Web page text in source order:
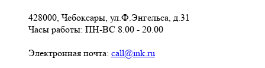
428000, Чебоксары, ул.Ф.Энгельса, д.31
Часы работы: ПН-ВС 8.00 - 20.00
Электронная почта: call@ink.ru